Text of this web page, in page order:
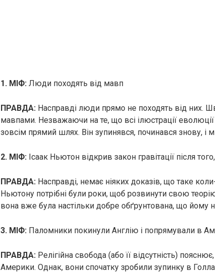
1. МІФ: Люди походять від мавп
ПРАВДА: Насправді люди прямо не походять від них.
мавпами. Незважаючи на те, що всі ілюстрації
зовсім прямий шлях. Він зупинявся, починався знову, і
2. МІФ: Ісаак Ньютон відкрив закон гравітації після
ПРАВДА: Насправді, немає ніяких доказів, що таке
Ньютону потрібні були роки, щоб розвинути свою
вона вже була настільки добре обґрунтована, що йому
3. МІФ: Паломники покинули Англію і попрямували в
ПРАВДА: Релігійна свобода (або її відсутність)
Америки. Однак, вони спочатку зробили зупинку в